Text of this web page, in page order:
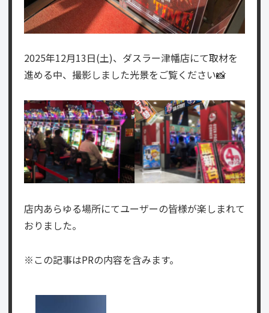
2025年12月13日(土)、ダスラー津幡店にて取材を
進める中、撮影しました光景をご覧ください📸
店内あらゆる場所にてユーザーの皆様が楽しまれて
おりました。
※この記事はPRの内容を含みます。